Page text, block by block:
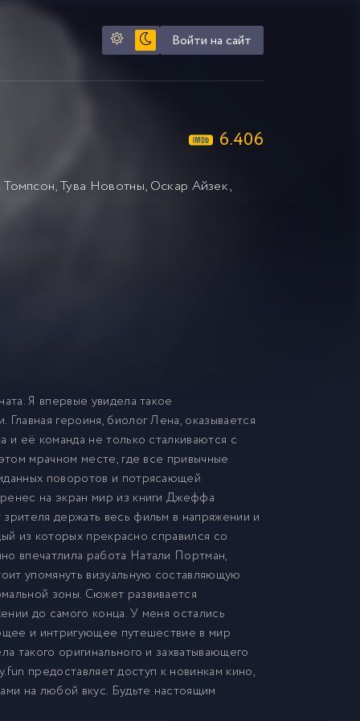
Войти на сайт
6.406
Томпсон,Тува Новотны, Оскар Айзек,
Я впервые увидела такое
героиня, биолог Лена, оказывается
её команда не только сталкиваются с
мрачном месте, где все привычные
поворотов и потрясающей
на экран мир из книги Джеффа
держать весь фильм в напряжении и
из которых прекрасно справился со
впечатлила работа Натали Портман,
упомянуть визуальную составляющую
зоны. Сюжет развивается
до самого конца. У меня остались
и интригующее путешествие в мир
такого оригинального и захватывающего
предоставляет доступ к новинкам кино,
на любой вкус. Будьте настоящим